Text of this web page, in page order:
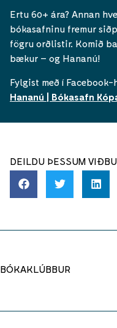
Ertu 60+ ára? Annan
bókasafninu fremur
fögru orðlistir. Komið
bækur – og Hananú!
Fylgist með í Facebook-
Hananú | Bókasafn
DEILDU ÞESSUM
BÓKAKLÚBBUR